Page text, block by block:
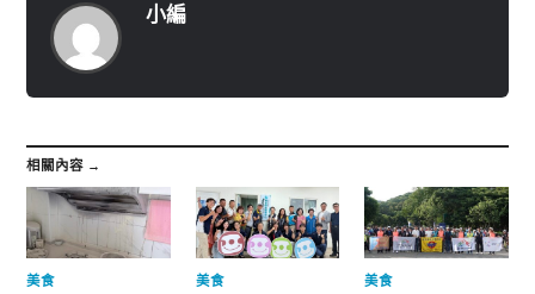
小編
相關內容 →
美食 美食 美食